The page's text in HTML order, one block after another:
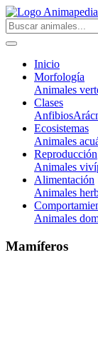
Inicio
Morfología
Animales
Clases
Anfibios
Ecosistemas
Animales
Reproducción
Animales
Alimentación
Animales
Animales
Mamíferos